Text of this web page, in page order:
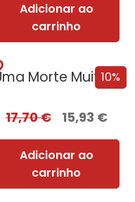
Adicionar ao
carrinho
10%
Uma Morte Muito Real [Edição Autografada]
17,70€ 15,93 €
Adicionar ao
carrinho